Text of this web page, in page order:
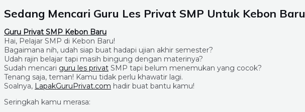
Sedang Mencari Guru Les Privat SMP Untuk Kebon Baru
Guru Privat SMP Kebon Baru
Hai, Pelajar SMP di Kebon Baru!
Bagaimana nih, udah siap buat hadapi ujian akhir semester?
Udah rajin belajar tapi masih bingung dengan materinya?
Sudah mencari guru les privat SMP tapi belum menemukan yang cocok?
Tenang saja, teman! Kamu tidak perlu khawatir lagi.
Soalnya, LapakGuruPrivat.com hadir buat bantu kamu!
Seringkah kamu merasa: